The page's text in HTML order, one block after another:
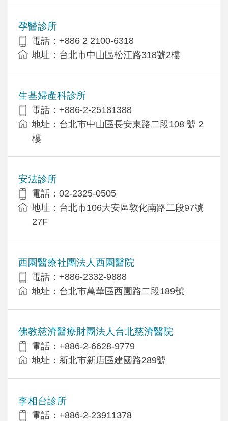
孕醫診所
電話：+886 2 2100-6318
地址：台北市中山區松江路318號2樓
生基婦產科診所
電話：+886-2-25181388
地址：台北市中山區長安東路二段108 號 2
樓
安法診所
電話：02-2325-0505
地址：台北市106大安區敦化南路二段97號
27F
西園醫療社團法人西園醫院
電話：+886-2332-9888
地址：台北市萬華區西園路二段189號
佛教慈濟醫療財團法人台北慈濟醫院
電話：+886-2-6628-9779
地址：新北市新店區建國路289號
李相台診所
電話：+886-2-23911378